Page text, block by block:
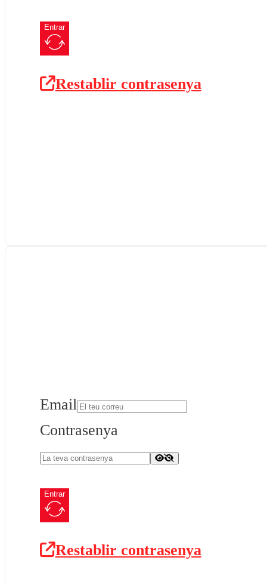
Entrar
Restablir contrasenya
Email
Contrasenya
Entrar
Restablir contrasenya